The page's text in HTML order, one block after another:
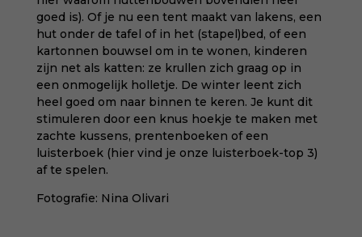
goed is). Of je nu een tent maakt van lakens, een
hut onder de tafel of in het (stapel)bed, of een
kartonnen bouwsel om in te wonen, kinderen
zijn net als katten: ze krullen zich graag op in
een onmogelijk holletje. De winter leent zich
heel goed om naar binnen te keren. Je kunt dit
stimuleren door een knus hoekje te maken met
zachte kussens, prentenboeken of een
luisterboek (hier vind je onze luisterboek-top 3)
af te spelen.
Fotografie: Nina Olivari